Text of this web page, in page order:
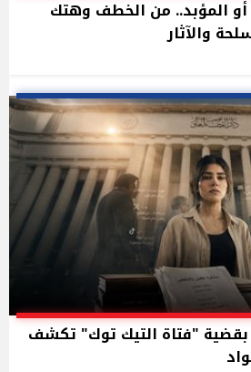
أو المؤبد.. من الخطف وهتك
والآثار
"فتاة التيك توك" تكشف